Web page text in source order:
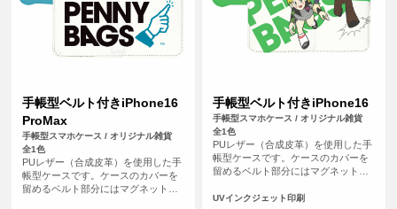
手帳型ベルト付きiPhone16
ProMax
手帳型スマホケース / オリジナル雑貨
全1色
PUレザー（合成皮革）を使用した手
帳型ケースです。ケースのカバーを
留めるベルト部分にはマグネット使
手帳型ベルト付きiPhone16
手帳型スマホケース / オリジナル雑貨
全1色
PUレザー（合成皮革）を使用した手
帳型ケースです。ケースのカバーを
留めるベルト部分にはマグネット使
た。内側には交通系ICカードや身分
UVインクジェット印刷